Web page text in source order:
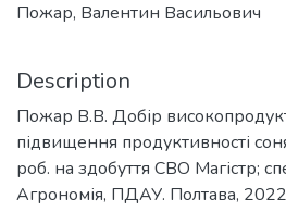
Пожар, Валентин Васильович
Description
Пожар В.В. Добір
підвищення продуктивності
роб. на здобуття СВО Магістр;
Агрономія, ПДАУ. Полтава,